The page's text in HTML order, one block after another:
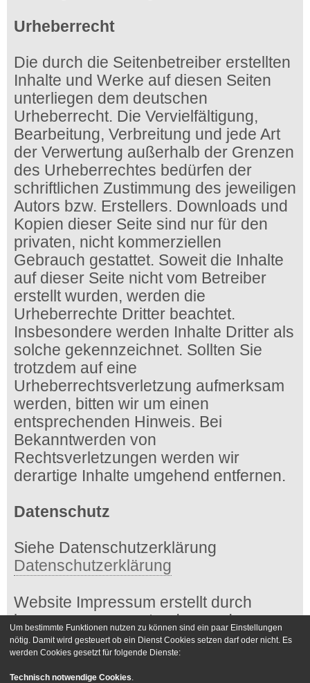
Urheberrecht
Die durch die Seitenbetreiber erstellten
Inhalte und Werke auf diesen Seiten
unterliegen dem deutschen
Urheberrecht. Die Vervielfältigung,
Bearbeitung, Verbreitung und jede Art
der Verwertung außerhalb der Grenzen
des Urheberrechtes bedürfen der
schriftlichen Zustimmung des jeweiligen
Autors bzw. Erstellers. Downloads und
Kopien dieser Seite sind nur für den
privaten, nicht kommerziellen
Gebrauch gestattet. Soweit die Inhalte
auf dieser Seite nicht vom Betreiber
erstellt wurden, werden die
Urheberrechte Dritter beachtet.
Insbesondere werden Inhalte Dritter als
solche gekennzeichnet. Sollten Sie
trotzdem auf eine
Urheberrechtsverletzung aufmerksam
werden, bitten wir um einen
entsprechenden Hinweis. Bei
Bekanntwerden von
Rechtsverletzungen werden wir
derartige Inhalte umgehend entfernen.
Datenschutz
Siehe Datenschutzerklärung
Datenschutzerklärung
Website Impressum erstellt durch
impressum-generator.de von der
Kanzlei Hasselbach
Foren-Übersicht Kontakt
Um bestimmte Funktionen nutzen zu können sind ein paar Einstellungen
nötig. Damit wird gesteuert ob ein Dienst Cookies setzen darf oder nicht. Es
werden Cookies gesetzt für folgende Dienste:
Technisch notwendige Cookies.